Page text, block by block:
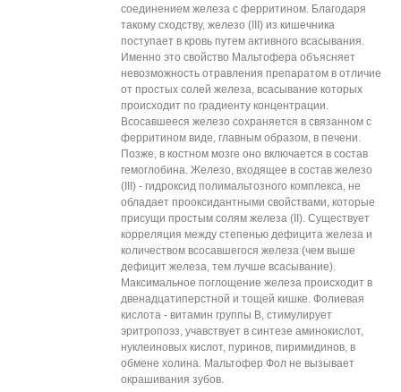
соединением железа с ферритином. Благодаря
такому сходству, железо (III) из кишечника
поступает в кровь путем активного всасывания.
Именно это свойство Мальтофера объясняет
невозможность отравления препаратом в отличие
от простых солей железа, всасывание которых
происходит по градиенту концентрации.
Всосавшееся железо сохраняется в связанном с
ферритином виде, главным образом, в печени.
Позже, в костном мозге оно включается в состав
гемоглобина. Железо, входящее в состав железо
(III) - гидроксид полимальтозного комплекса, не
обладает прооксидантными свойствами, которые
присущи простым солям железа (II). Существует
корреляция между степенью дефицита железа и
количеством всосавшегося железа (чем выше
дефицит железа, тем лучше всасывание).
Максимальное поглощение железа происходит в
двенадцатиперстной и тощей кишке. Фолиевая
кислота - витамин группы В, стимулирует
эритропоэз, учавствует в синтезе аминокислот,
нуклеиновых кислот, пуринов, пиримидинов, в
обмене холина. Мальтофер Фол не вызывает
окрашивания зубов.